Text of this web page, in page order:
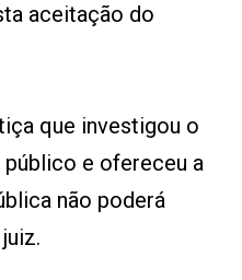
aceitação do
que investigou o
e ofereceu a
não poderá